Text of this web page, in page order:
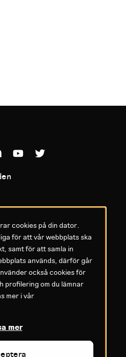
cookies på din dator.
för att vår webbplats ska
samt för att samla in
används, därför går
också cookies för
profilering om du lämnar
mer i vår
mer
oss
oss
på nyhetsbrevet